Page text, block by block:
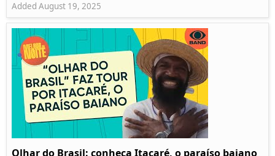
Added August 19, 2025
Olhar do Brasil: conheça Itacaré, o paraíso baiano